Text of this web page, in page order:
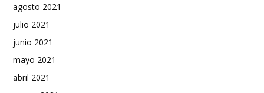
agosto 2021
julio 2021
junio 2021
mayo 2021
abril 2021